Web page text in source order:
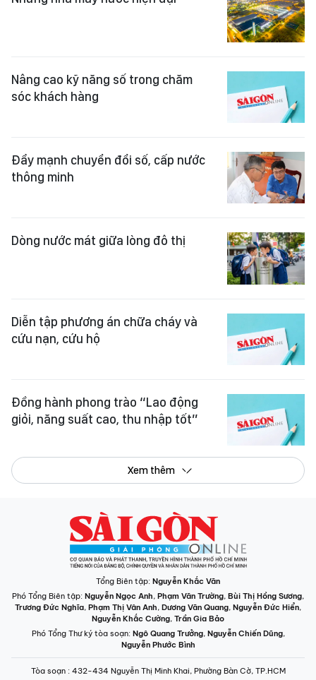
Nâng cao kỹ năng số trong chăm
sóc khách hàng
Đẩy mạnh chuyển đổi số, cấp nước
thông minh
Dòng nước mát giữa lòng đô thị
Diễn tập phương án chữa cháy và
cứu nạn, cứu hộ
Đồng hành phong trào “Lao động
giỏi, năng suất cao, thu nhập tốt”
Xem thêm
Tổng Biên tập: Nguyễn Khắc Văn
Phó Tổng Biên tập: Nguyễn Ngọc Anh, Phạm Văn Trường, Bùi Thị Hồng Sương,
Trương Đức Nghĩa, Phạm Thị Vân Anh, Dương Văn Quang, Nguyễn Đức Hiển,
Nguyễn Khắc Cường, Trần Gia Bảo
Phó Tổng Thư ký tòa soạn: Ngô Quang Trưởng, Nguyễn Chiến Dũng,
Nguyễn Phước Bình
Tòa soạn : 432-434 Nguyễn Thị Minh Khai, Phường Bàn Cờ, TP.HCM